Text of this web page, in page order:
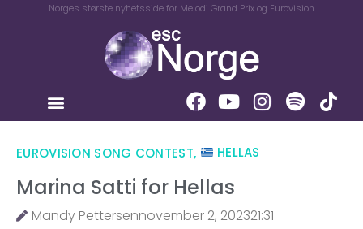
Norges største nyhetsside for Melodi Grand Prix og Eurovision
EUROVISION SONG CONTEST, HELLAS
Marina Satti for Hellas
Mandy Pettersennovember 2, 202321:31